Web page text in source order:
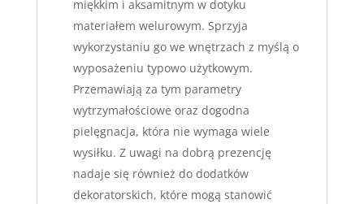
miękkim i aksamitnym w dotyku
materiałem welurowym. Sprzyja
wykorzystaniu go we wnętrzach z myślą o
wyposażeniu typowo użytkowym.
Przemawiają za tym parametry
wytrzymałościowe oraz dogodna
pielęgnacja, która nie wymaga wiele
wysiłku. Z uwagi na dobrą prezencję
nadaje się również do dodatków
dekoratorskich, które mogą stanowić